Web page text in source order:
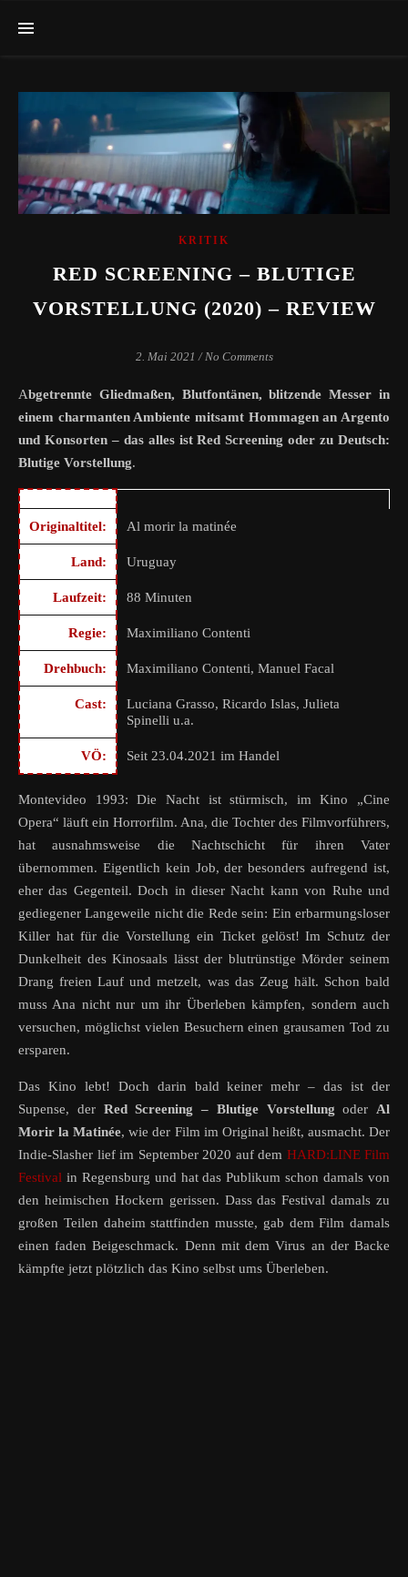
KRITIK
RED SCREENING – BLUTIGE
VORSTELLUNG (2020) – REVIEW
2. Mai 2021 / No Comments
Abgetrennte Gliedmaßen, Blutfontänen, blitzende Messer in
einem charmanten Ambiente mitsamt Hommagen an Argento
und Konsorten – das alles ist Red Screening oder zu Deutsch:
Blutige Vorstellung.
Originaltitel: Al morir la matinée
Land: Uruguay
Laufzeit: 88 Minuten
Regie: Maximiliano Contenti
Drehbuch: Maximiliano Contenti, Manuel Facal
Cast:
Luciana Grasso, Ricardo Islas, Julieta
Spinelli u.a.
VÖ: Seit 23.04.2021 im Handel
Montevideo 1993: Die Nacht ist stürmisch, im Kino „Cine
Opera“ läuft ein Horrorfilm. Ana, die Tochter des Filmvorführers,
hat ausnahmsweise die Nachtschicht für ihren Vater
übernommen. Eigentlich kein Job, der besonders aufregend ist,
eher das Gegenteil. Doch in dieser Nacht kann von Ruhe und
gediegener Langeweile nicht die Rede sein: Ein erbarmungsloser
Killer hat für die Vorstellung ein Ticket gelöst! Im Schutz der
Dunkelheit des Kinosaals lässt der blutrünstige Mörder seinem
Drang freien Lauf und metzelt, was das Zeug hält. Schon bald
muss Ana nicht nur um ihr Überleben kämpfen, sondern auch
versuchen, möglichst vielen Besuchern einen grausamen Tod zu
ersparen.
Das Kino lebt! Doch darin bald keiner mehr – das ist der
Supense, der Red Screening – Blutige Vorstellung oder Al
Morir la Matinée, wie der Film im Original heißt, ausmacht. Der
Indie-Slasher lief im September 2020 auf dem HARD:LINE Film
Festival in Regensburg und hat das Publikum schon damals von
den heimischen Hockern gerissen. Dass das Festival damals zu
großen Teilen daheim stattfinden musste, gab dem Film damals
einen faden Beigeschmack. Denn mit dem Virus an der Backe
kämpfte jetzt plötzlich das Kino selbst ums Überleben.